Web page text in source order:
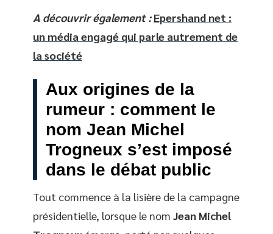
A découvrir également : Epershand net :
un média engagé qui parle autrement de
la société
Aux origines de la
rumeur : comment le
nom Jean Michel
Trogneux s’est imposé
dans le débat public
Tout commence à la lisière de la campagne
présidentielle, lorsque le nom Jean Michel